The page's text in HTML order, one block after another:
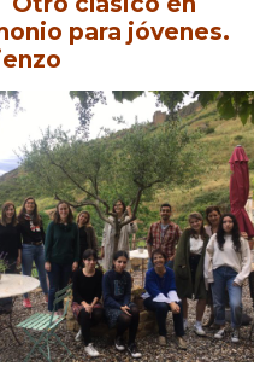
para jóvenes.